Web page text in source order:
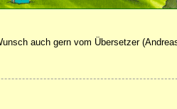
auch gern vom Übersetzer